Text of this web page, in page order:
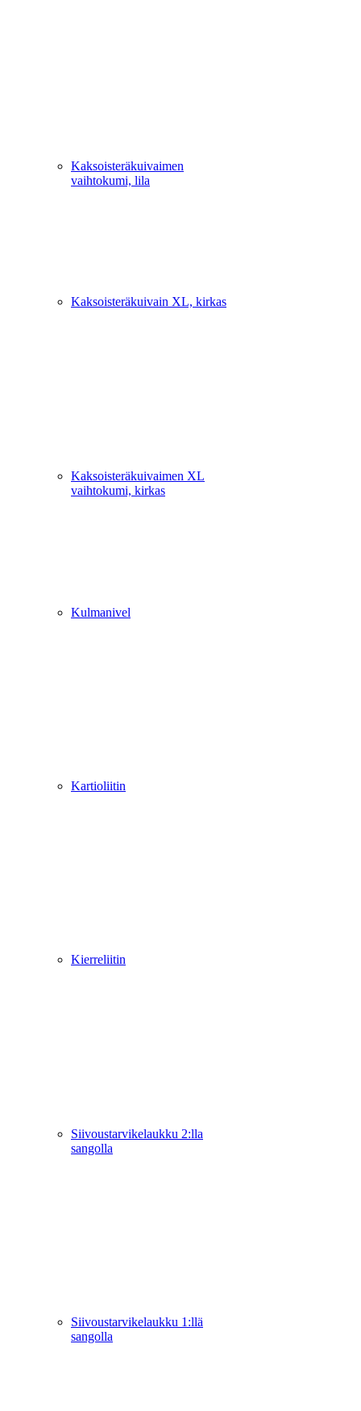
Kaksoisteräkuivaimen
vaihtokumi, lila
Kaksoisteräkuivain XL, kirkas
Kaksoisteräkuivaimen XL
vaihtokumi, kirkas
Kulmanivel
Kartioliitin
Kierreliitin
Siivoustarvikelaukku 2:lla
sangolla
Siivoustarvikelaukku 1:llä
sangolla